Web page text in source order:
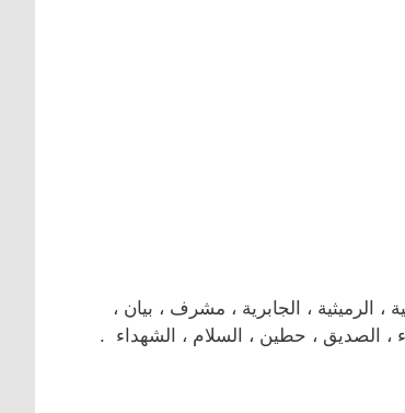
، الجابرية ، مشرف ، بيان ،
، الصديق ، حطين ، السلام ، الشهداء .